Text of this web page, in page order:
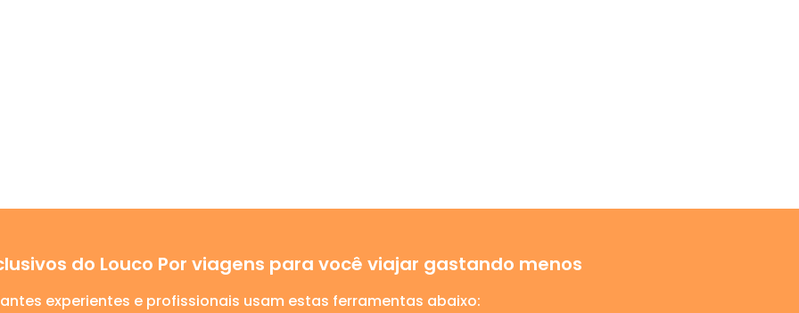
do Louco Por viagens para você viajar gastando menos
experientes e profissionais usam estas ferramentas abaixo: